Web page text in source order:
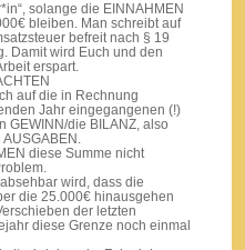
solange die EINNAHMEN
bleiben. Man schreibt auf
befreit nach § 19
Damit wird Euch und den
erspart.
auf die in Rechnung
Jahr eingegangenen (!)
GEWINN/die BILANZ, also
AUSGABEN.
diese Summe nicht
wird, dass die
die 25.000€ hinausgehen
der letzten
diese Grenze noch einmal